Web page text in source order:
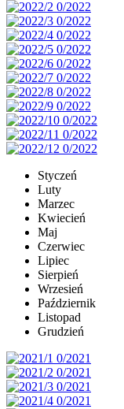
Styczeń
Luty
Marzec
Kwiecień
Maj
Czerwiec
Lipiec
Sierpień
Wrzesień
Październik
Listopad
Grudzień